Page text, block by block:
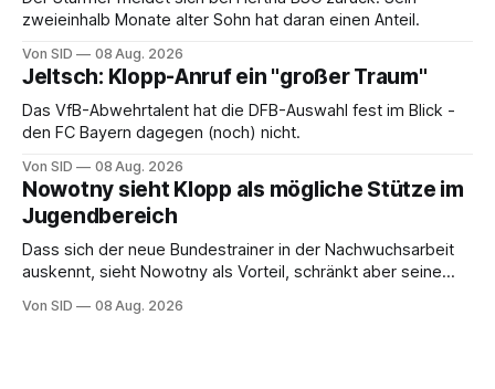
zweieinhalb Monate alter Sohn hat daran einen Anteil.
Von SID 08 Aug. 2026
Jeltsch: Klopp-Anruf ein "großer Traum"
Das VfB-Abwehrtalent hat die DFB-Auswahl fest im Blick -
den FC Bayern dagegen (noch) nicht.
Von SID 08 Aug. 2026
Nowotny sieht Klopp als mögliche Stütze im
Jugendbereich
Dass sich der neue Bundestrainer in der Nachwuchsarbeit
auskennt, sieht Nowotny als Vorteil, schränkt aber seine
Von SID 08 Aug. 2026